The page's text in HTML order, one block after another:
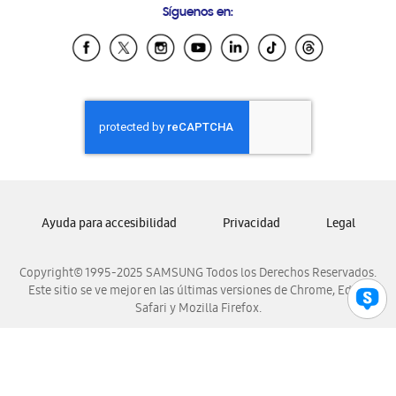
Samsung Ecuador
Samsung El Salvador
Samsung Honduras
Samsung Nicaragua
Samsung Panamá
Samsung Venezuela
Síguenos en:
Copyright© 1995-2025 SAMSUNG Todos los Derechos Reservados.
Este sitio se ve mejor en las últimas versiones de Chrome, Edge,
Safari y Mozilla Firefox.
Ayuda para accesibilidad Privacidad Legal